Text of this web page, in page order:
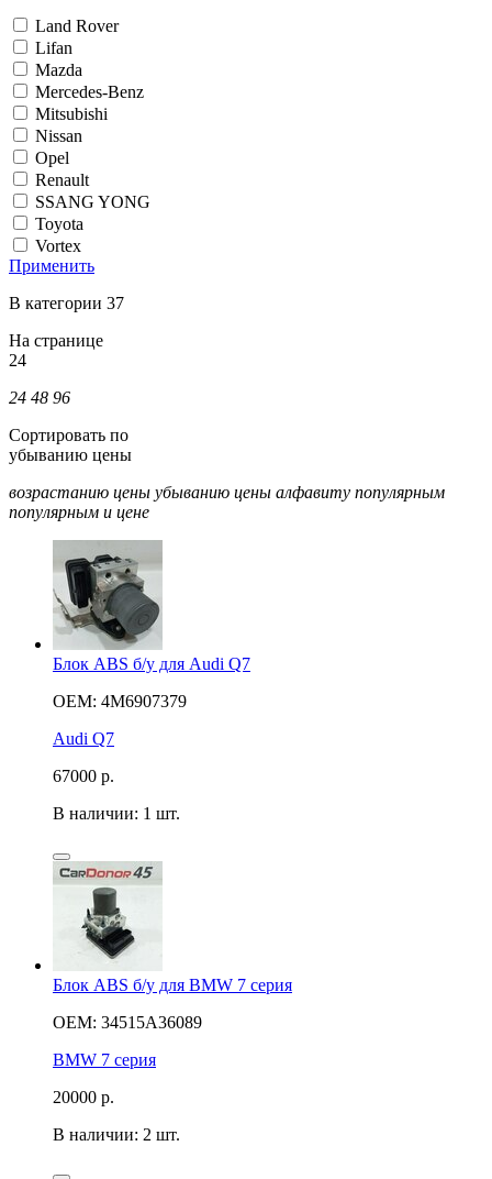
Land Rover
Lifan
Mazda
Mercedes-Benz
Mitsubishi
Nissan
Opel
Renault
SSANG YONG
Toyota
Vortex
Применить
В категории 37
На странице
24
24 48 96
Сортировать по
убыванию цены
возрастанию цены убыванию цены алфавиту популярным
популярным и цене
Блок ABS б/у для Audi Q7
OEM: 4M6907379
Audi Q7
67000 р.
В наличии: 1 шт.
Блок ABS б/у для BMW 7 серия
OEM: 34515A36089
BMW 7 серия
20000 р.
В наличии: 2 шт.